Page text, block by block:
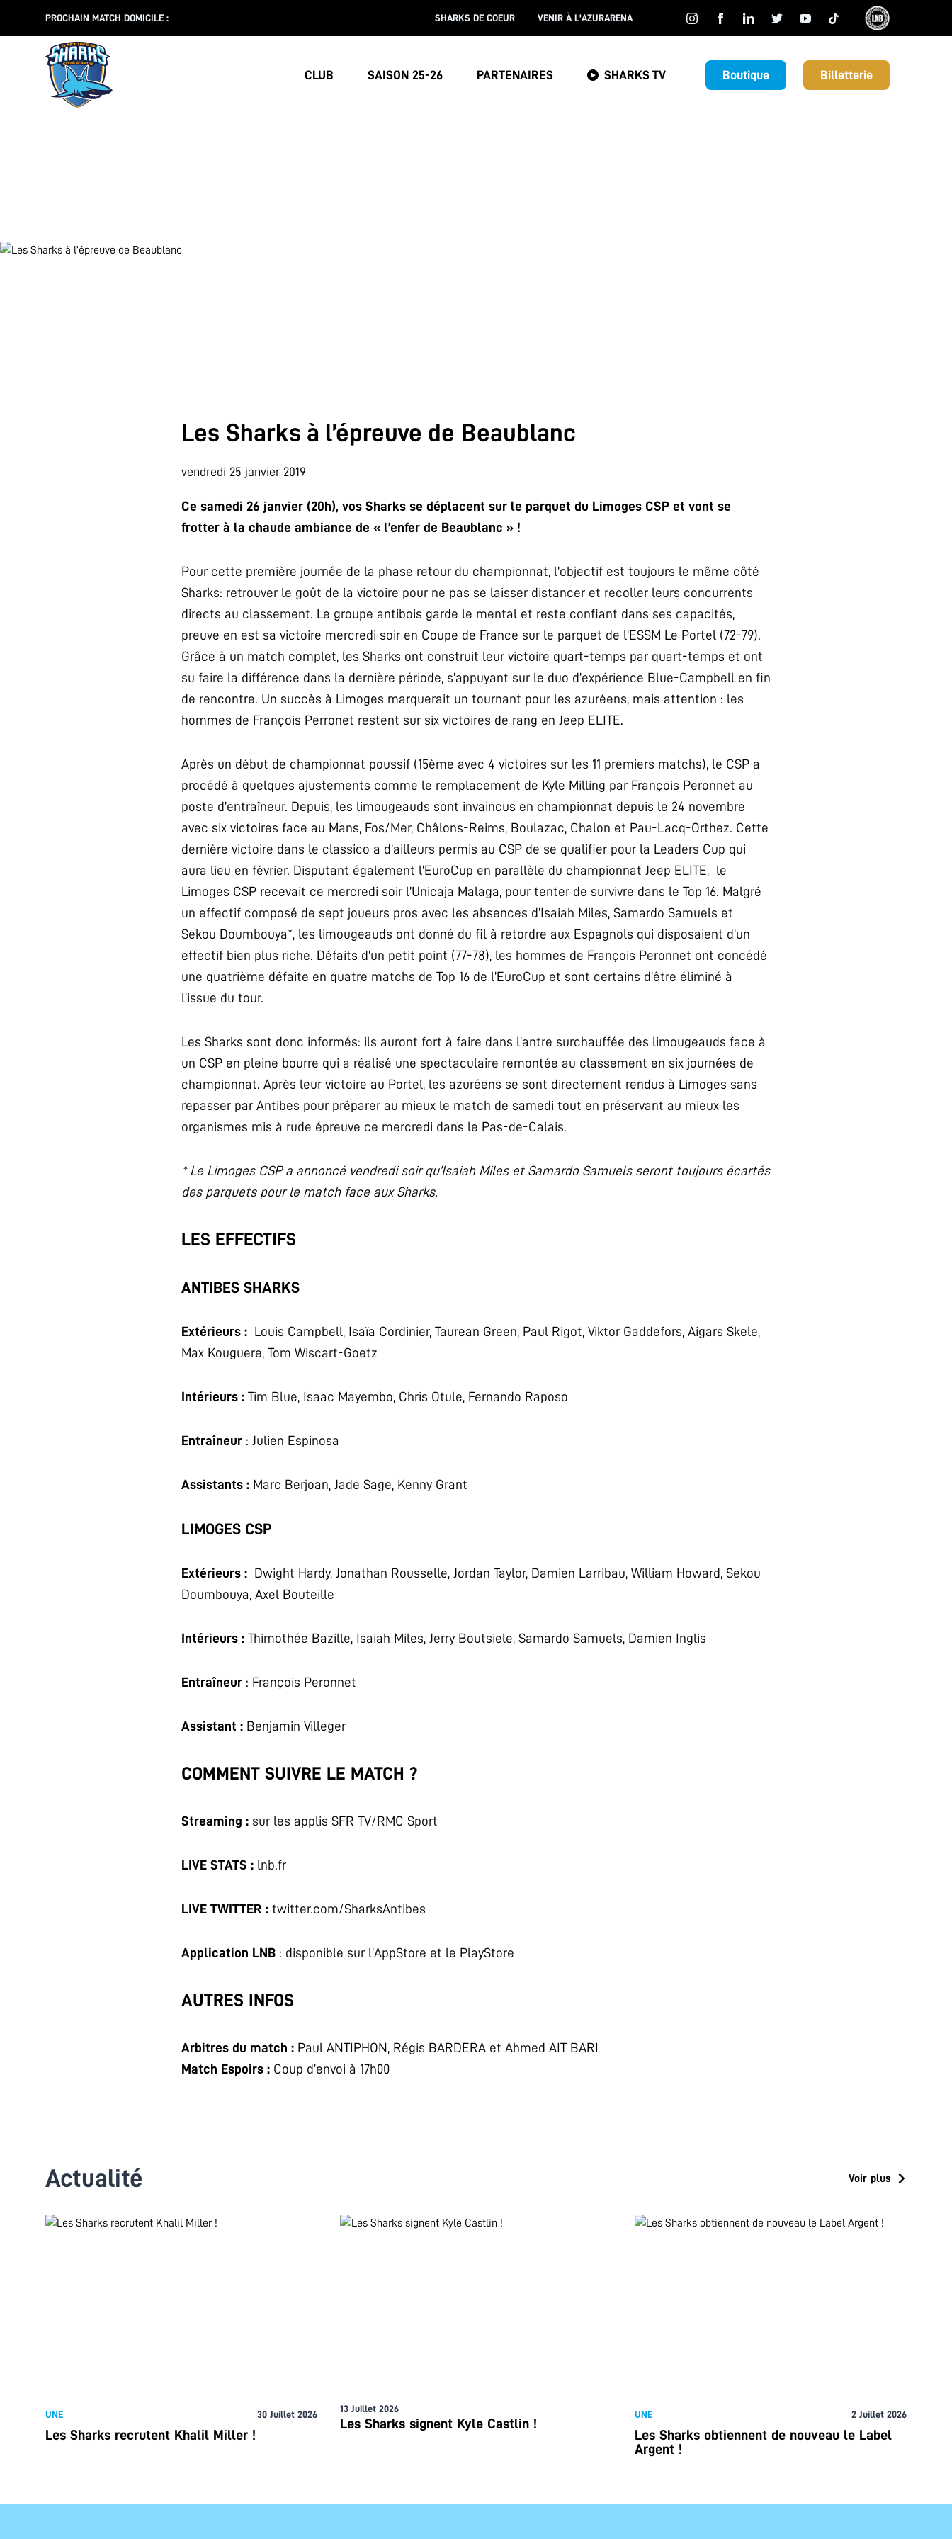
PROCHAIN MATCH DOMICILE : SHARKS DE COEUR VENIR À L'AZURARENA
CLUB SAISON 25-26 PARTENAIRES SHARKS TV Boutique Billetterie
Les Sharks à l’épreuve de Beaublanc
vendredi 25 janvier 2019
Ce samedi 26 janvier (20h), vos Sharks se déplacent sur le parquet du Limoges CSP et vont se
frotter à la chaude ambiance de « l’enfer de Beaublanc » !
Pour cette première journée de la phase retour du championnat, l’objectif est toujours le même côté
Sharks: retrouver le goût de la victoire pour ne pas se laisser distancer et recoller leurs concurrents
directs au classement. Le groupe antibois garde le mental et reste confiant dans ses capacités,
preuve en est sa victoire mercredi soir en Coupe de France sur le parquet de l’ESSM Le Portel (72-79).
Grâce à un match complet, les Sharks ont construit leur victoire quart-temps par quart-temps et ont
su faire la différence dans la dernière période, s’appuyant sur le duo d’expérience Blue-Campbell en fin
de rencontre. Un succès à Limoges marquerait un tournant pour les azuréens, mais attention : les
hommes de François Perronet restent sur six victoires de rang en Jeep ELITE.
Après un début de championnat poussif (15ème avec 4 victoires sur les 11 premiers matchs), le CSP a
procédé à quelques ajustements comme le remplacement de Kyle Milling par François Peronnet au
poste d’entraîneur. Depuis, les limougeauds sont invaincus en championnat depuis le 24 novembre
avec six victoires face au Mans, Fos/Mer, Châlons-Reims, Boulazac, Chalon et Pau-Lacq-Orthez. Cette
dernière victoire dans le classico a d’ailleurs permis au CSP de se qualifier pour la Leaders Cup qui
aura lieu en février. Disputant également l’EuroCup en parallèle du championnat Jeep ELITE, le
Limoges CSP recevait ce mercredi soir l’Unicaja Malaga, pour tenter de survivre dans le Top 16. Malgré
un effectif composé de sept joueurs pros avec les absences d’Isaiah Miles, Samardo Samuels et
Sekou Doumbouya*, les limougeauds ont donné du fil à retordre aux Espagnols qui disposaient d’un
effectif bien plus riche. Défaits d’un petit point (77-78), les hommes de François Peronnet ont concédé
une quatrième défaite en quatre matchs de Top 16 de l’EuroCup et sont certains d’être éliminé à
l’issue du tour.
Les Sharks sont donc informés: ils auront fort à faire dans l’antre surchauffée des limougeauds face à
un CSP en pleine bourre qui a réalisé une spectaculaire remontée au classement en six journées de
championnat. Après leur victoire au Portel, les azuréens se sont directement rendus à Limoges sans
repasser par Antibes pour préparer au mieux le match de samedi tout en préservant au mieux les
organismes mis à rude épreuve ce mercredi dans le Pas-de-Calais.
* Le Limoges CSP a annoncé vendredi soir qu’Isaiah Miles et Samardo Samuels seront toujours écartés
des parquets pour le match face aux Sharks.
LES EFFECTIFS
ANTIBES SHARKS
Extérieurs : Louis Campbell, Isaïa Cordinier, Taurean Green, Paul Rigot, Viktor Gaddefors, Aigars Skele,
Max Kouguere, Tom Wiscart-Goetz
Intérieurs : Tim Blue, Isaac Mayembo, Chris Otule, Fernando Raposo
Entraîneur : Julien Espinosa
Assistants : Marc Berjoan, Jade Sage, Kenny Grant
LIMOGES CSP
Extérieurs : Dwight Hardy, Jonathan Rousselle, Jordan Taylor, Damien Larribau, William Howard, Sekou
Doumbouya, Axel Bouteille
Intérieurs : Thimothée Bazille, Isaiah Miles, Jerry Boutsiele, Samardo Samuels, Damien Inglis
Entraîneur : François Peronnet
Assistant : Benjamin Villeger
COMMENT SUIVRE LE MATCH ?
Streaming : sur les applis SFR TV/RMC Sport
LIVE STATS : lnb.fr
LIVE TWITTER : twitter.com/SharksAntibes
Application LNB : disponible sur l’AppStore et le PlayStore
AUTRES INFOS
Arbitres du match : Paul ANTIPHON, Régis BARDERA et Ahmed AIT BARI
Match Espoirs : Coup d’envoi à 17h00
Actualité Voir plus
UNE 30 Juillet 2026
Les Sharks recrutent Khalil Miller !
13 Juillet 2026
Les Sharks signent Kyle Castlin !
UNE 2 Juillet 2026
Les Sharks obtiennent de nouveau le Label
Argent !